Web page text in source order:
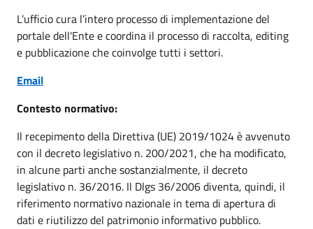
L’ufficio cura l’intero processo di implementazione del
portale dell'Ente e coordina il processo di raccolta, editing
e pubblicazione che coinvolge tutti i settori.
Email
Contesto normativo:
Il recepimento della Direttiva (UE) 2019/1024 è avvenuto
con il decreto legislativo n. 200/2021, che ha modificato,
in alcune parti anche sostanzialmente, il decreto
legislativo n. 36/2016. Il Dlgs 36/2006 diventa, quindi, il
riferimento normativo nazionale in tema di apertura di
dati e riutilizzo del patrimonio informativo pubblico.